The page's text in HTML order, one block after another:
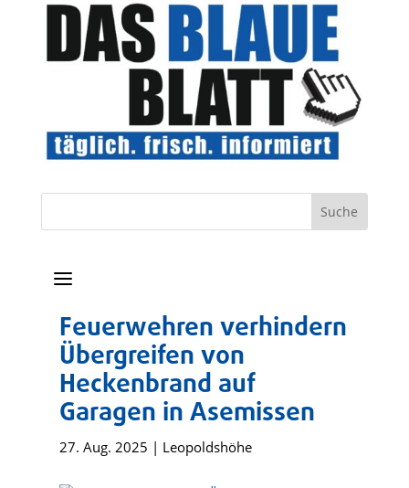
a
Feuerwehren verhindern
Übergreifen von
Heckenbrand auf
Garagen in Asemissen
27. Aug. 2025 | Leopoldshöhe